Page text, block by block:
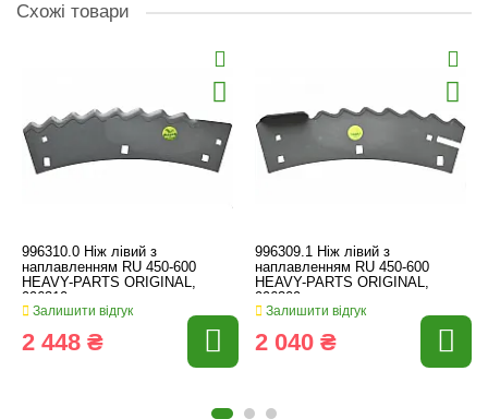
Схожі товари
996310.0 Ніж лівий з
наплавленням RU 450-600
HEAVY-PARTS ORIGINAL,
996310
Залишити відгук
2 448 ₴
996309.1 Ніж лівий з
наплавленням RU 450-600
HEAVY-PARTS ORIGINAL,
996309
Залишити відгук
2 040 ₴